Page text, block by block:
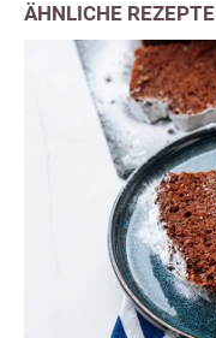
ÄHNLICHE REZEPTE